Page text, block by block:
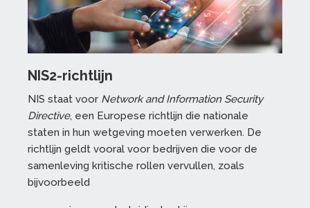
NIS2-richtlijn
NIS staat voor Network and Information Security
Directive, een Europese richtlijn die nationale
staten in hun wetgeving moeten verwerken. De
richtlijn geldt vooral voor bedrijven die voor de
samenleving kritische rollen vervullen, zoals
bijvoorbeeld